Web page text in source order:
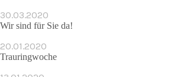
30.03.2020
Wir sind für Sie da!
20.01.2020
Trauringwoche